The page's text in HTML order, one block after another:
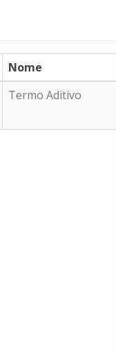
Nome
Termo Aditivo